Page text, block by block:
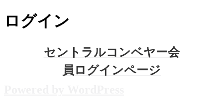
ログイン